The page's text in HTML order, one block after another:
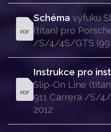
PDF
Schéma výfuku
(titan) pro
/S/4/4S/GTS
PDF
Instrukce pro
Slip-On Line
911 Carrera /S/4/
2012